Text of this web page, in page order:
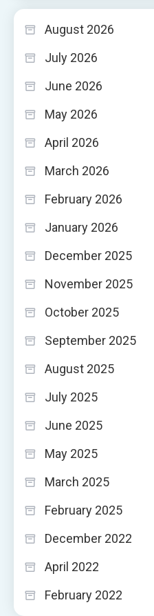
August 2026
July 2026
June 2026
May 2026
April 2026
March 2026
February 2026
January 2026
December 2025
November 2025
October 2025
September 2025
August 2025
July 2025
June 2025
May 2025
March 2025
February 2025
December 2022
April 2022
February 2022